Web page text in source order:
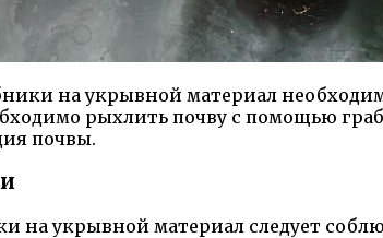
на укрывной материал
рыхлить почву с помощью
почвы.
на укрывной материал следует